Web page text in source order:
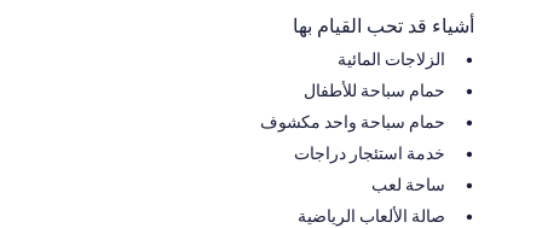
أشياء قد تحب القيام بها
الزلاجات المائية
حمام سباحة للأطفال
حمام سباحة واحد مكشوف
خدمة استئجار دراجات
ساحة لعب
صالة الألعاب الرياضية